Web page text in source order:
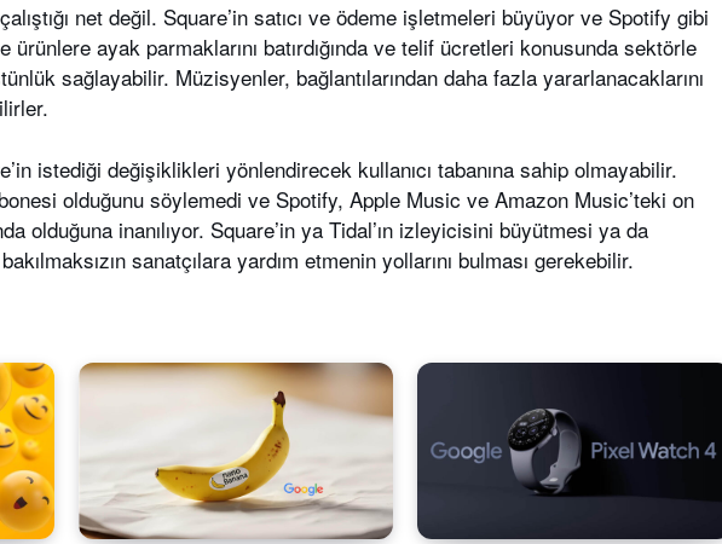
net değil. Square’in satıcı ve ödeme işletmeleri büyüyor ve Spotify gibi
ayak parmaklarını batırdığında ve telif ücretleri konusunda sektörle
sağlayabilir. Müzisyenler, bağlantılarından daha fazla yararlanacaklarını
istediği değişiklikleri yönlendirecek kullanıcı tabanına sahip olmayabilir.
olduğunu söylemedi ve Spotify, Apple Music ve Amazon Music’teki on
olduğuna inanılıyor. Square’in ya Tidal’ın izleyicisini büyütmesi ya da
sanatçılara yardım etmenin yollarını bulması gerekebilir.